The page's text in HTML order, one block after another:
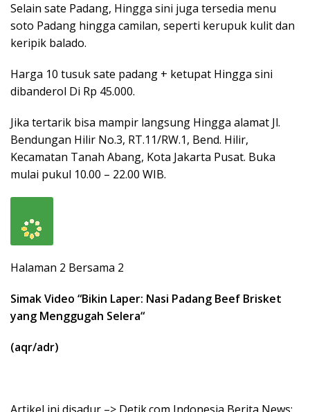
Selain sate Padang, Hingga sini juga tersedia menu
soto Padang hingga camilan, seperti kerupuk kulit dan
keripik balado.
Harga 10 tusuk sate padang + ketupat Hingga sini
dibanderol Di Rp 45.000.
Jika tertarik bisa mampir langsung Hingga alamat Jl.
Bendungan Hilir No.3, RT.11/RW.1, Bend. Hilir,
Kecamatan Tanah Abang, Kota Jakarta Pusat. Buka
mulai pukul 10.00 – 22.00 WIB.
Halaman 2 Bersama 2
Simak Video “Bikin Laper: Nasi Padang Beef Brisket
yang Menggugah Selera“
(aqr/adr)